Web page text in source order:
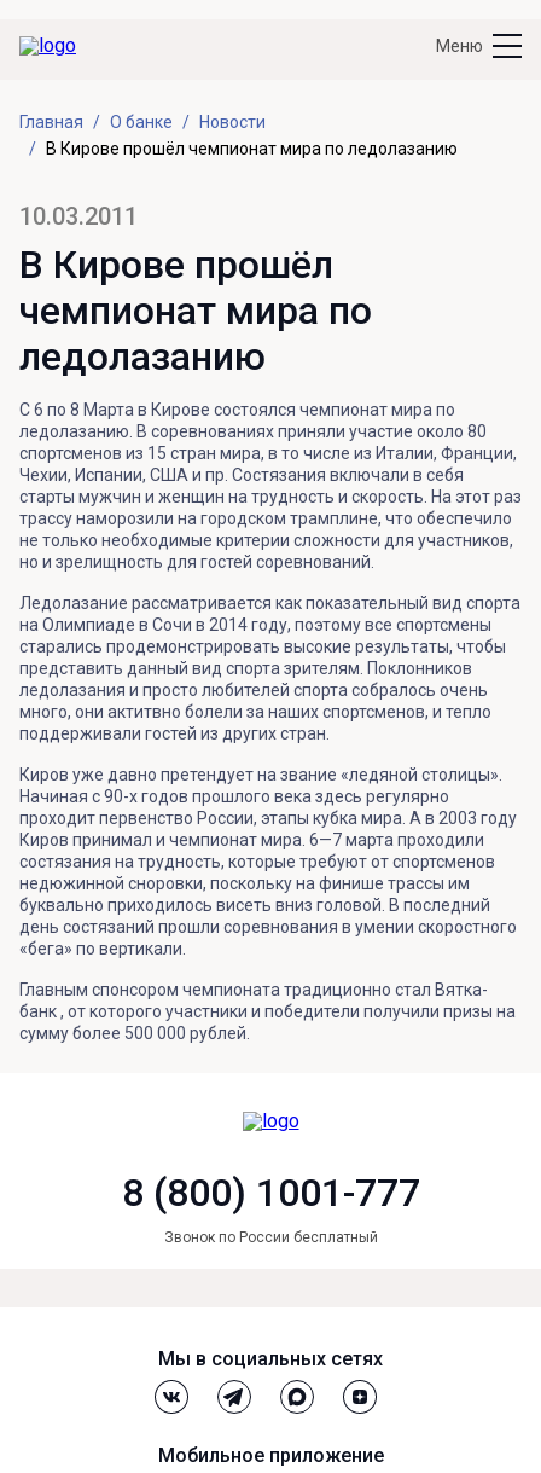
Меню
Главная О банке
Новости
В Кирове прошёл чемпионат мира по ледолазанию
10.03.2011
В Кирове прошёл
чемпионат мира по
ледолазанию
С 6 по 8 Марта в Кирове состоялся чемпионат мира по
ледолазанию. В соревнованиях приняли участие около 80
спортсменов из 15 стран мира, в то числе из Италии, Франции,
Чехии, Испании, США и пр. Состязания включали в себя
старты мужчин и женщин на трудность и скорость. На этот раз
трассу наморозили на городском трамплине, что обеспечило
не только необходимые критерии сложности для участников,
но и зрелищность для гостей соревнований.
Ледолазание рассматривается как показательный вид спорта
на Олимпиаде в Сочи в 2014 году, поэтому все спортсмены
старались продемонстрировать высокие результаты, чтобы
представить данный вид спорта зрителям. Поклонников
ледолазания и просто любителей спорта собралось очень
много, они актитвно болели за наших спортсменов, и тепло
поддерживали гостей из других стран.
Киров уже давно претендует на звание «ледяной столицы».
Начиная с 90-х годов прошлого века здесь регулярно
проходит первенство России, этапы кубка мира. А в 2003 году
Киров принимал и чемпионат мира. 6—7 марта проходили
состязания на трудность, которые требуют от спортсменов
недюжинной сноровки, поскольку на финише трассы им
буквально приходилось висеть вниз головой. В последний
день состязаний прошли соревнования в умении скоростного
«бега» по вертикали.
Главным спонсором чемпионата традиционно стал Вятка-
банк , от которого участники и победители получили призы на
сумму более 500 000 рублей.
8 (800) 1001-777
Звонок по России бесплатный
Мы в социальных сетях
Мобильное приложение